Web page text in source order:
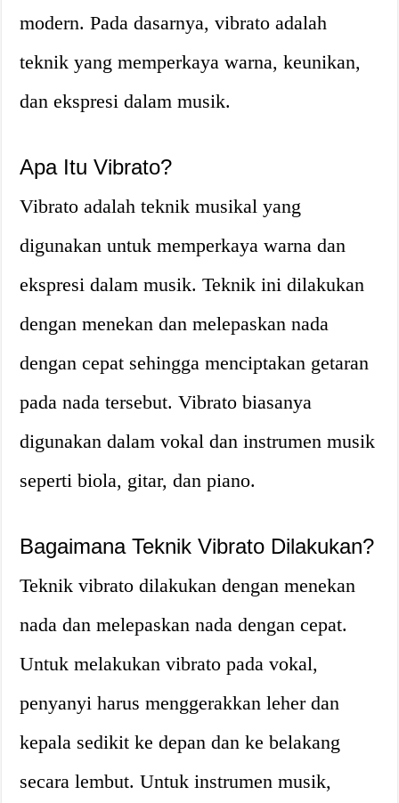
modern. Pada dasarnya, vibrato adalah
teknik yang memperkaya warna, keunikan,
dan ekspresi dalam musik.
Apa Itu Vibrato?
Vibrato adalah teknik musikal yang
digunakan untuk memperkaya warna dan
ekspresi dalam musik. Teknik ini dilakukan
dengan menekan dan melepaskan nada
dengan cepat sehingga menciptakan getaran
pada nada tersebut. Vibrato biasanya
digunakan dalam vokal dan instrumen musik
seperti biola, gitar, dan piano.
Bagaimana Teknik Vibrato Dilakukan?
Teknik vibrato dilakukan dengan menekan
nada dan melepaskan nada dengan cepat.
Untuk melakukan vibrato pada vokal,
penyanyi harus menggerakkan leher dan
kepala sedikit ke depan dan ke belakang
secara lembut. Untuk instrumen musik,